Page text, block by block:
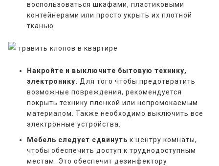
воспользоваться шкафами, пластиковыми
контейнерами или просто укрыть их плотной
тканью.
Накройте и выключите бытовую технику,
электронику. Для того чтобы предотвратить
возможные повреждения, рекомендуется
покрыть технику пленкой или непромокаемым
материалом. Также необходимо выключить все
электронные устройства.
Мебель следует сдвинуть к центру комнаты,
чтобы обеспечить доступ к труднодоступным
местам. Это обеспечит дезинфектору